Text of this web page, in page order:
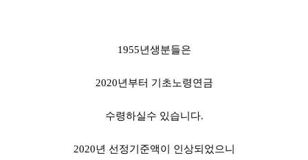
1955년생분들은
2020년부터 기초노령연금
수령하실수 있습니다.
2020년 선정기준액이 인상되었으니